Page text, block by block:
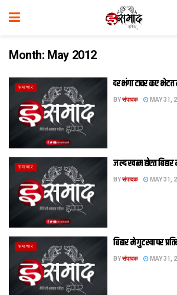
Month: May 2012
समाचार दरभंगा टावर कए
BYसंपादक MAY 31,
समाचार जल्‍द खत्‍म होएत
BYसंपादक MAY 31,
समाचार बिहार मे गुटखा पर
BYसंपादक MAY 31,